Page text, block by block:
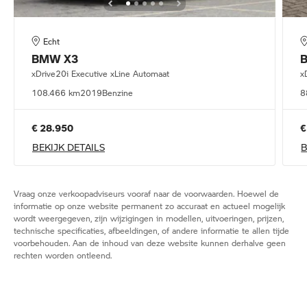
Echt
BMWX3
xDrive20i Executive xLine Automaat
108.466 km2019Benzine
€ 28.950
BEKIJK DETAILS
Vraag onze verkoopadviseurs vooraf naar de voorwaarden. Hoewel de
informatie op onze website permanent zo accuraat en actueel mogelijk
wordt weergegeven, zijn wijzigingen in modellen, uitvoeringen, prijzen,
technische specificaties, afbeeldingen, of andere informatie te allen tijde
voorbehouden. Aan de inhoud van deze website kunnen derhalve geen
rechten worden ontleend.